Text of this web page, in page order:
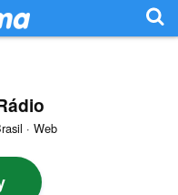
· Web